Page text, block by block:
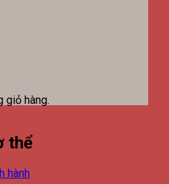
giỏ hàng.
thể